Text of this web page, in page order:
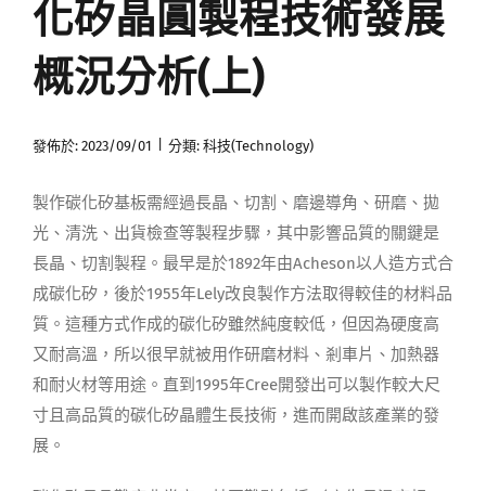
會員帳號
中文
化矽晶圓製程技術發展
概況分析(上)
發佈於: 2023/09/01 分類: 科技(Technology)
製作碳化矽基板需經過長晶、切割、磨邊導角、研磨、拋
光、清洗、出貨檢查等製程步驟，其中影響品質的關鍵是
長晶、切割製程。最早是於1892年由Acheson以人造方式合
成碳化矽，後於1955年Lely改良製作方法取得較佳的材料品
質。這種方式作成的碳化矽雖然純度較低，但因為硬度高
又耐高溫，所以很早就被用作研磨材料、剎車片、加熱器
和耐火材等用途。直到1995年Cree開發出可以製作較大尺
寸且高品質的碳化矽晶體生長技術，進而開啟該產業的發
展。